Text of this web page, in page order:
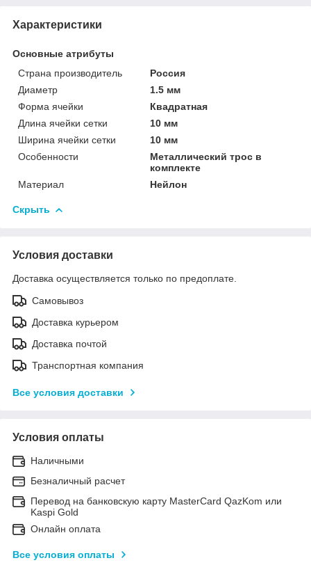
Характеристики
Основные атрибуты
Страна производитель
Россия
Диаметр
1.5 мм
Форма ячейки
Квадратная
Длина ячейки сетки
10 мм
Ширина ячейки сетки
10 мм
Особенности
Металлический трос в
комплекте
Материал
Нейлон
Скрыть
Условия доставки
Доставка осуществляется только по предоплате.
Самовывоз
Доставка курьером
Доставка почтой
Транспортная компания
Все условия доставки
Условия оплаты
Наличными
Безналичный расчет
Перевод на банковскую карту MasterCard QazKom или
Kaspi Gold
Онлайн оплата
Все условия оплаты